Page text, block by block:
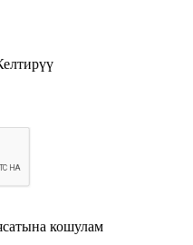
кошулам